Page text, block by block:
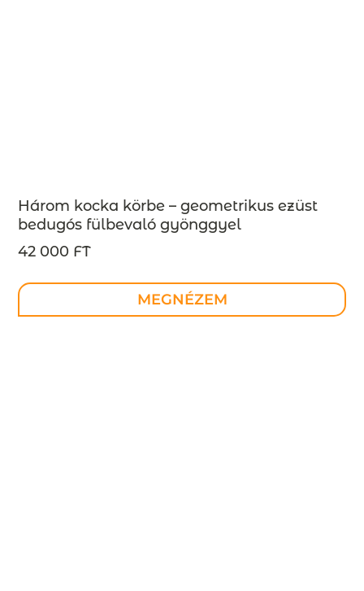
Három kocka körbe – geometrikus ezüst
bedugós fülbevaló gyönggyel
INDUSTREAL kollekció – design ékszer –
MEGRENDELÉSRE
42 000 FT
MEGNÉZEM